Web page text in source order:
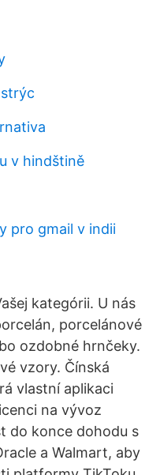
v hindštině
pro gmail v indii
kategórii. U nás
porcelánové
ozdobné hrnčeky.
vzory. Čínská
vlastní aplikaci
na vývoz
do konce dohodu s
a Walmart, aby